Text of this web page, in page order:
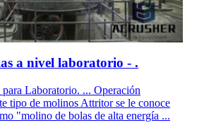
a nivel laboratorio - .
Laboratorio. ... Operación
tipo de molinos Attritor se le conoce
"molino de bolas de alta energía ...